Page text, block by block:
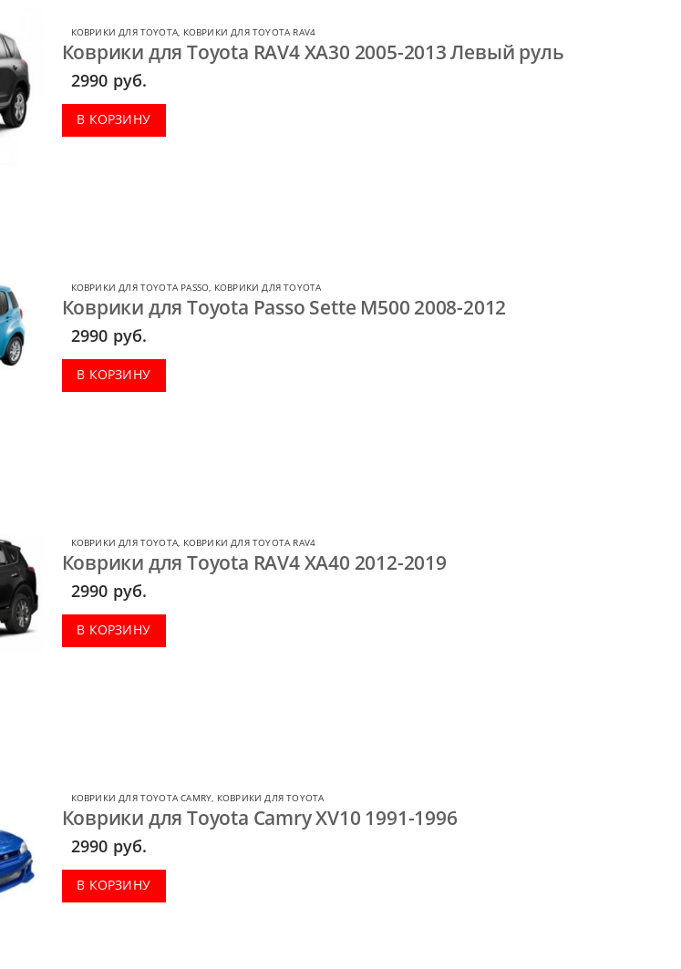
КОВРИКИ ДЛЯ TOYOTA, КОВРИКИ ДЛЯ TOYOTA RAV4
Коврики для Toyota RAV4 XA30 2005-2013 Левый руль
2990 руб.
В КОРЗИНУ
КОВРИКИ ДЛЯ TOYOTA PASSO, КОВРИКИ ДЛЯ TOYOTA
Коврики для Toyota Passo Sette M500 2008-2012
2990 руб.
В КОРЗИНУ
КОВРИКИ ДЛЯ TOYOTA, КОВРИКИ ДЛЯ TOYOTA RAV4
Коврики для Toyota RAV4 XA40 2012-2019
2990 руб.
В КОРЗИНУ
КОВРИКИ ДЛЯ TOYOTA CAMRY, КОВРИКИ ДЛЯ TOYOTA
Коврики для Toyota Camry XV10 1991-1996
2990 руб.
В КОРЗИНУ